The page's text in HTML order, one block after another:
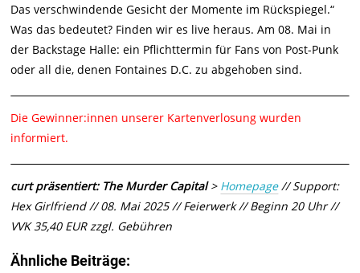
Das verschwindende Gesicht der Momente im Rückspiegel.“
Was das bedeutet? Finden wir es live heraus. Am 08. Mai in
der Backstage Halle: ein Pflichttermin für Fans von Post-Punk
oder all die, denen Fontaines D.C. zu abgehoben sind.
Die Gewinner:innen unserer Kartenverlosung wurden
informiert.
curt präsentiert: The Murder Capital> Homepage// Support:
Hex Girlfriend // 08. Mai 2025 // Feierwerk // Beginn 20 Uhr //
VVK 35,40 EUR zzgl. Gebühren
Ähnliche Beiträge: